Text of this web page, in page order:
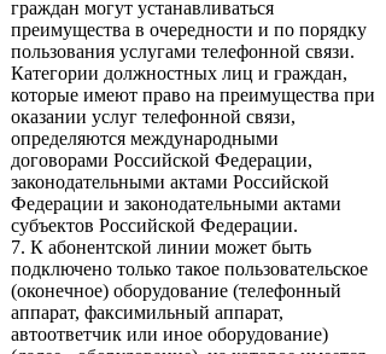
граждан могут устанавливаться
преимущества в очередности и по порядку
пользования услугами телефонной связи.
Категории должностных лиц и граждан,
которые имеют право на преимущества при
оказании услуг телефонной связи,
определяются международными
договорами Российской Федерации,
законодательными актами Российской
Федерации и законодательными актами
субъектов Российской Федерации.
7. К абонентской линии может быть
подключено только такое пользовательское
(оконечное) оборудование (телефонный
аппарат, факсимильный аппарат,
автоответчик или иное оборудование)